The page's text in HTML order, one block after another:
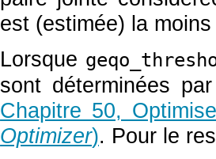
est (estimée) la
Lorsque
sont déterminées
Chapitre 50,
Optimizer). Pour le